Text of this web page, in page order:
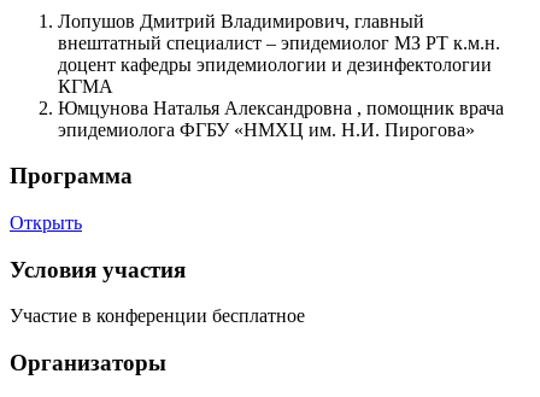
Лопушов Дмитрий Владимирович, главный
внештатный специалист – эпидемиолог МЗ РТ к.м.н.
доцент кафедры эпидемиологии и дезинфектологии
КГМА
Юмцунова Наталья Александровна , помощник врача
эпидемиолога ФГБУ «НМХЦ им. Н.И. Пирогова»
Программа
Открыть
Условия участия
Участие в конференции бесплатное
Организаторы